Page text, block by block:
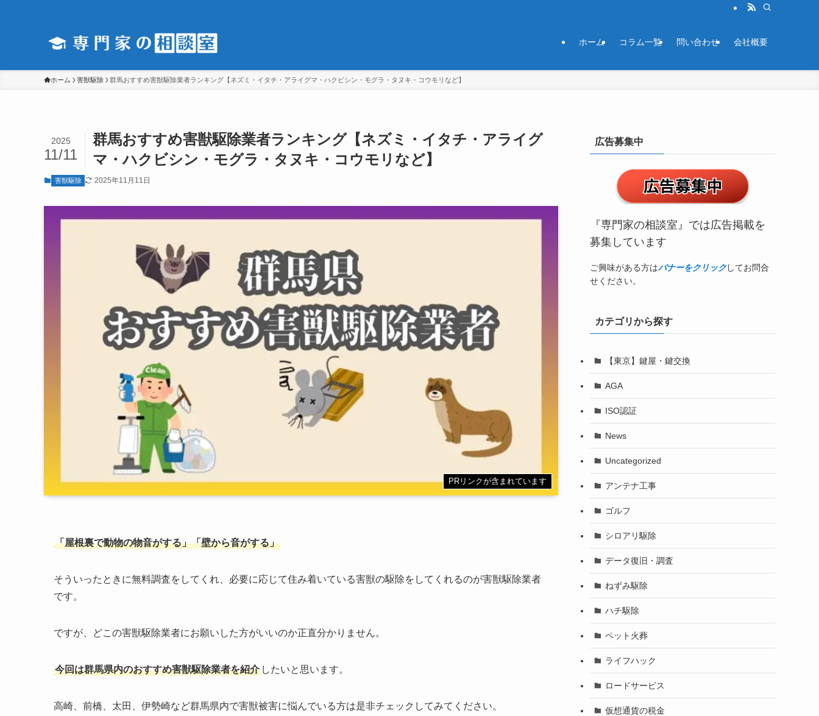
ホーム コラム一覧 問い合わせ 会社概要
ホーム 害獣駆除 群馬おすすめ害獣駆除業者ランキング【ネズミ・イタチ・アライグマ・ハクビシン・モグラ・タヌキ・コウモリなど】
群馬おすすめ害獣駆除業者ランキング【ネズミ・イタチ・アライグ
マ・ハクビシン・モグラ・タヌキ・コウモリなど】
2025
11/11
害獣駆除 2025年11月11日
PRリンクが含まれています
「屋根裏で動物の物音がする」「壁から音がする」
そういったときに無料調査をしてくれ、必要に応じて住み着いている害獣の駆除をしてくれるのが害獣駆除業者
です。
ですが、どこの害獣駆除業者にお願いした方がいいのか正直分かりません。
今回は群馬県内のおすすめ害獣駆除業者を紹介 したいと思います。
高崎、前橋、太田、伊勢崎など群馬県内で害獣被害に悩んでいる方は是非チェックしてみてください。
広告募集中
『専門家の相談室』では広告掲載を
募集しています
ご興味がある方はバナーをクリックしてお問合
せください。
カテゴリから探す
【東京】鍵屋・鍵交換
AGA
ISO認証
News
Uncategorized
アンテナ工事
ゴルフ
シロアリ駆除
データ復旧・調査
ねずみ駆除
ハチ駆除
ペット火葬
ライフハック
ロードサービス
仮想通貨の税金